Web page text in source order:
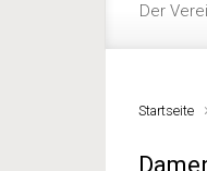
Der
Startseite